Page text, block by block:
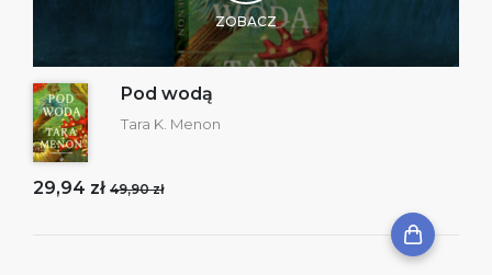
ZOBACZ
Pod wodą
Tara K. Menon
29,94 zł 49,90 zł